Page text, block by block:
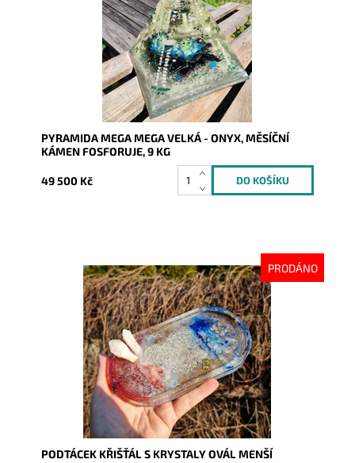
PYRAMIDA MEGA MEGA VELKÁ - ONYX, MĚSÍČNÍ
KÁMEN FOSFORUJE, 9 KG
49 500 Kč
PRODÁNO
Dostupnost:
Vyprodáno
10033
PODTÁCEK KŘIŠŤÁL S KRYSTALY OVÁL MENŠÍ